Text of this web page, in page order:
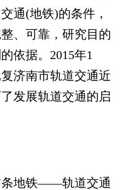
通(地铁)的条件，
、可靠，研究目的
依据。2015年1
济南市轨道交通近
发展轨道交通的启
地铁——轨道交通